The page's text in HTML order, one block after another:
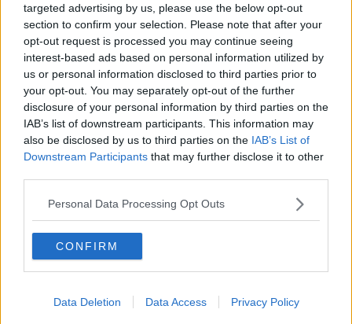
targeted advertising by us, please use the below opt-out
section to confirm your selection. Please note that after your
opt-out request is processed you may continue seeing
interest-based ads based on personal information utilized by
us or personal information disclosed to third parties prior to
your opt-out. You may separately opt-out of the further
disclosure of your personal information by third parties on the
IAB’s list of downstream participants. This information may
also be disclosed by us to third parties on the IAB’s List of
Downstream Participants that may further disclose it to other
Personal Data Processing Opt Outs
CONFIRM
Data Deletion Data Access Privacy Policy
La polizia riceve la visita dei bambini dell'asilo
"Niente stadio senza risarcimento dei tifosi"
I Leoni ripartono dai poggibonsesi
La città celebra il suo patrono, è San Gimignano
Pianigiani: "Arbitri, non sono più convinto della
buonafede: ci saranno delle conseguenze"
Radicondoli in festa per San Giovanni
San Lucchese è Chiesa Giubilare
Multa in arrivo, Pianigiani cosa farà?